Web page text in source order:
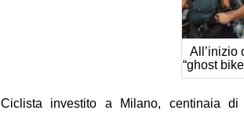
All’inizio
“ghost
Ciclista investito a Milano, centinaia